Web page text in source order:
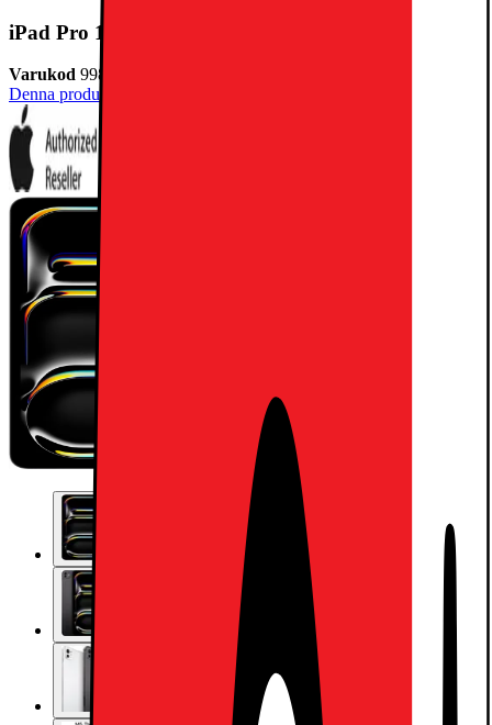
iPad Pro 13" (M5) 256GB WiFi +5G (Space Black)
Varukod 998779
Denna produkt har blivit bedömd som 5 av 5 möjliga stjärnor.